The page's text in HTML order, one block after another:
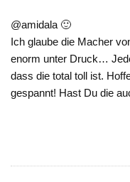
@amidala 🙂
Ich glaube die Macher
enorm unter Druck…
dass die total toll ist.
gespannt! Hast Du die